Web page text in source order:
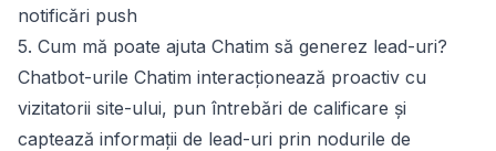
notificări push
5. Cum mă poate ajuta Chatim să generez lead-uri?
Chatbot-urile Chatim interacționează proactiv cu
vizitatorii site-ului, pun întrebări de calificare și
captează informații de lead-uri prin nodurile de